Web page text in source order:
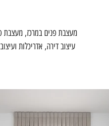
מעצבת פנים במרכז, מעצבת
עיצוב דירה, אדריכלות